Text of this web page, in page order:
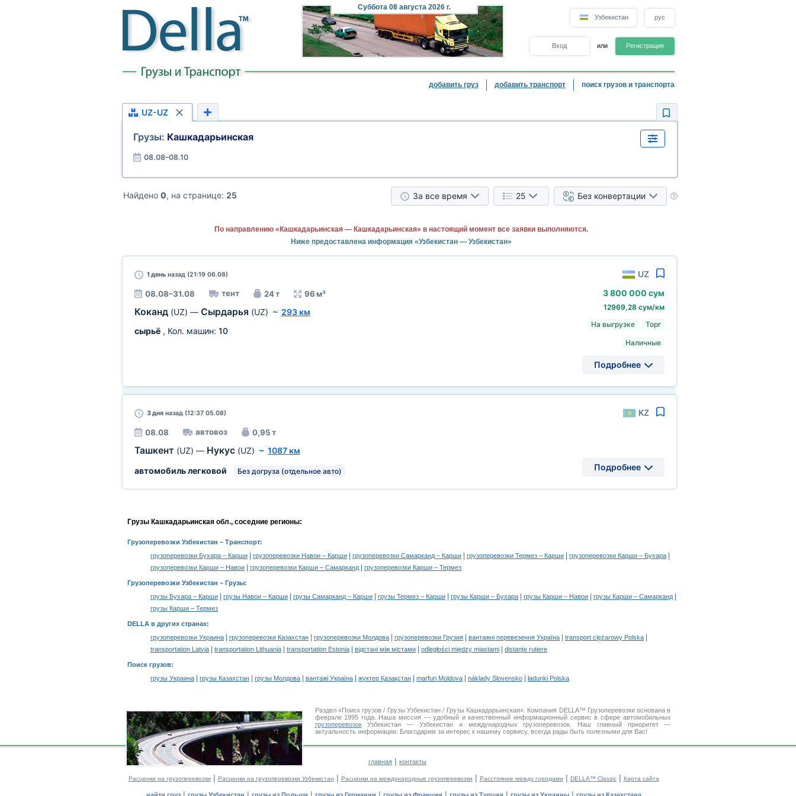
Суббота08 августа 2026 г.
Узбекистан рус
Вход или Регистрация
добавить груз добавить транспорт поиск грузов и транспорта
UZ-UZ
Грузы: Кашкадарьинская
08.08–08.10
Найдено 0, на странице: 25 За все время 25 Без конвертации
По направлению «Кашкадарьинская — Кашкадарьинская» в настоящий момент все заявки выполняются.
Ниже предоставлена информация «Узбекистан — Узбекистан»
1 деньназад (21:19 06.08) UZ
08.08–31.08 тент 24 т 96 м³
Коканд (UZ) — Сырдарья (UZ) ~ 293 км
сырьё, Кол. машин: 10
3 800 000 сум
12969,28 сум/км
На выгрузке
Торг
Наличные
Подробнее
3 дняназад (12:37 05.08) KZ
08.08 автовоз 0,95 т
Ташкент (UZ) — Нукус (UZ) ~ 1087 км
автомобиль легковой
Без догруза (отдельное авто) Подробнее
Грузы Кашкадарьинская обл., соседние регионы:
Грузоперевозки Узбекистан – Транспорт:
грузоперевозки Бухара – Карши
грузоперевозки Навои – Карши грузоперевозки Самарканд – Карши грузоперевозки Термез – Карши грузоперевозки Карши – Бухара
грузоперевозки Карши – Навои грузоперевозки Карши – Самарканд| грузоперевозки Карши – Термез
Грузоперевозки Узбекистан – Грузы:
грузы Бухара – Карши
грузы Навои – Карши грузы Самарканд – Карши грузы Термез – Карши грузы Карши – Бухара грузы Карши – Навои грузы Карши – Самарканд|
грузы Карши – Термез
DELLA в других странах:
грузоперевозки Украина
грузоперевозки Казахстан грузоперевозки Молдова грузоперевозки Грузия вантажні перевезення Україна transport ciężarowy Polska
transportation Latvia transportation Lithuania transportation Estonia відстані між містами odległości między miastami distanţe rutiere
Поиск грузов:
грузы Украина
грузы Казахстан грузы Молдова вантажі Україна жүктер Қазақстан marfuri Moldova náklady Slovensko ładunki Polska
Раздел «Поиск грузов / Грузы Узбекистан / Грузы Кашкадарьинская». Компания DELLA™ Грузоперевозки основана в
феврале 1995 года. Наша миссия — удобный и качественный информационный сервис в сфере автомобильных
грузоперевозокУзбекистан — Узбекистан и международных грузоперевозок. Наш главный приоритет —
актуальность информации. Благодарим за интерес к нашему сервису, всегда рады быть полезными для Вас!
главная | контакты
Расценки на грузоперевозки | Расценки на грузоперевозки Узбекистан | Расценки на международные грузоперевозки | Расстояние между городами | DELLA™ Classic| Карта сайта